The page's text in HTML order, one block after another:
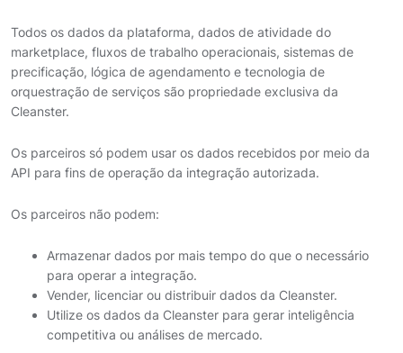
Todos os dados da plataforma, dados de atividade do
marketplace, fluxos de trabalho operacionais, sistemas de
precificação, lógica de agendamento e tecnologia de
orquestração de serviços são propriedade exclusiva da
Cleanster.
Os parceiros só podem usar os dados recebidos por meio da
API para fins de operação da integração autorizada.
Os parceiros não podem:
Armazenar dados por mais tempo do que o necessário
para operar a integração.
Vender, licenciar ou distribuir dados da Cleanster.
Utilize os dados da Cleanster para gerar inteligência
competitiva ou análises de mercado.